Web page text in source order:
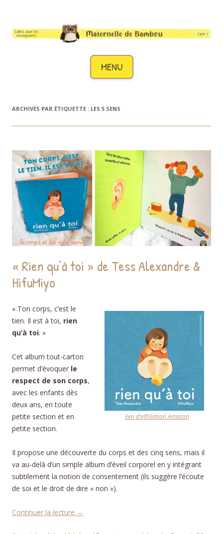
MENU
Aller au contenu
ARCHIVES PAR ÉTIQUETTE : LES 5 SENS
« Rien qu’à toi » de Tess Alexandre &
HifuMiyo
lien d’affiliation Amazon
« Ton corps, c’est le
tien. Il est à toi, rien
qu’à toi. »
Cet album tout-carton
permet d’évoquer le
respect de son corps,
avec les enfants dès
deux ans, en toute
petite section et en
petite section.
Il propose une découverte du corps et des cinq sens, mais il
va au-delà d’un simple album d’éveil corporel en y intégrant
subtilement la notion de consentement (ils suggère l’écoute
de soi et le droit de dire « non »).
Continuer la lecture →